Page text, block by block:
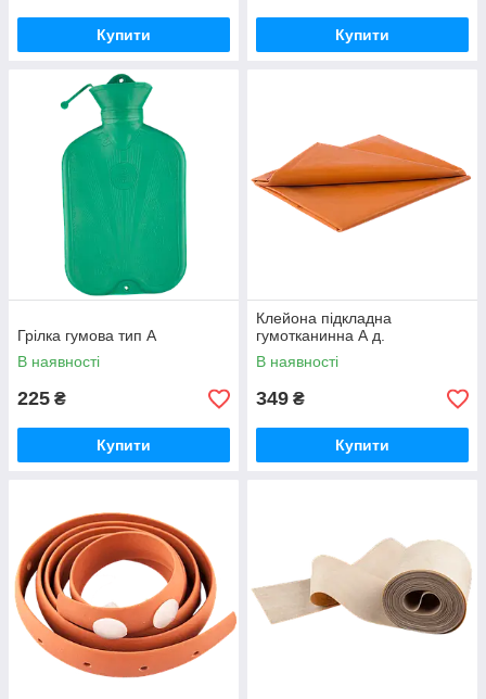
Купити Купити
Грілка гумова тип А
В наявності
225 ₴
Купити
Клейона підкладна
гумотканинна А д.
В наявності
349 ₴
Купити